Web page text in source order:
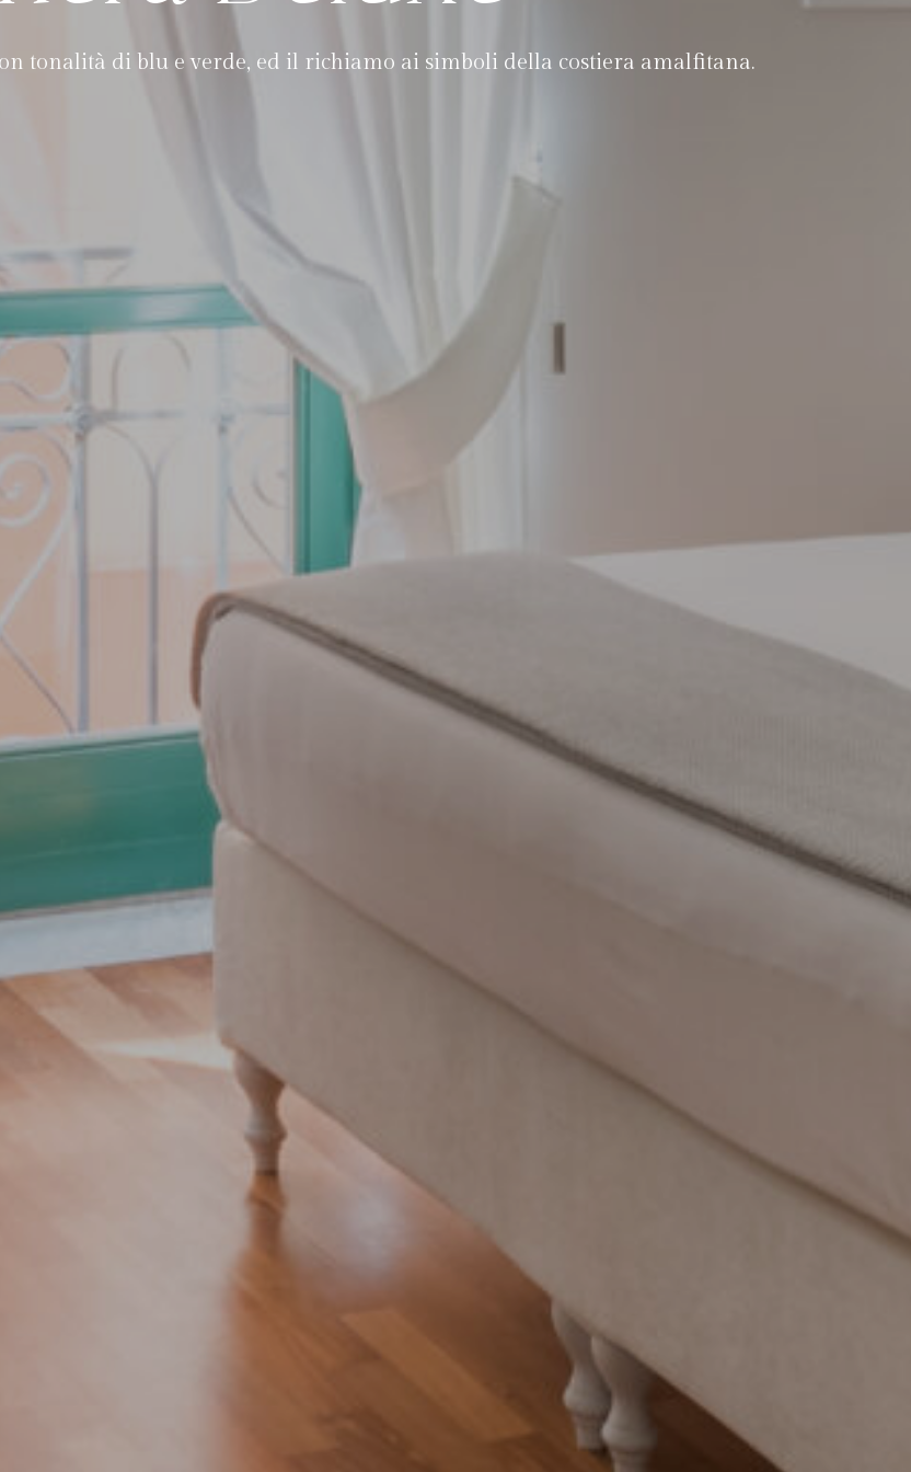
tonalità di blu e verde, ed il richiamo ai simboli della costiera amalfitana.